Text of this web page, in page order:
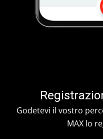
Godetevi il vostro
MAX lo